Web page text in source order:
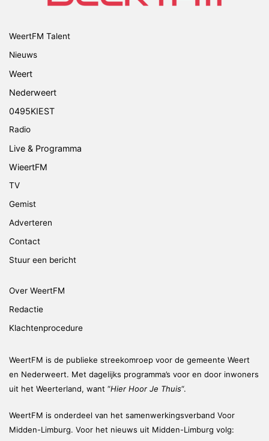
WeertFM Talent
Nieuws
Weert
Nederweert
0495KIEST
Radio
Live & Programma
WieertFM
TV
Gemist
Adverteren
Contact
Stuur een bericht
Over WeertFM
Redactie
Klachtenprocedure
WeertFM is de publieke streekomroep voor de gemeente Weert
en Nederweert. Met dagelijks programma’s voor en door inwoners
uit het Weerterland, want “Hier Hoor Je Thuis“.
WeertFM is onderdeel van het samenwerkingsverband Voor
Midden-Limburg. Voor het nieuws uit Midden-Limburg volg: